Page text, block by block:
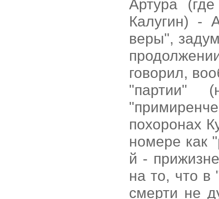
Артура
Калугин) -
веры",
говорил,
"партии"
похоронах
номере как
й -
на то, что в
смерти не